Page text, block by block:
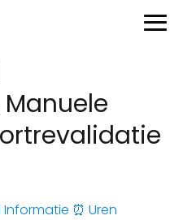
Informatie ⏰ Uren